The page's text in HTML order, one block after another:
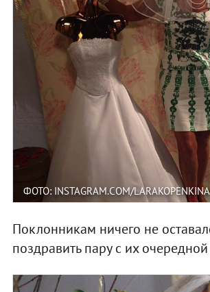
ФОТО: INSTAGRAM.COM/LARAKOPENKINA
Поклонникам ничего не
поздравить пару с их